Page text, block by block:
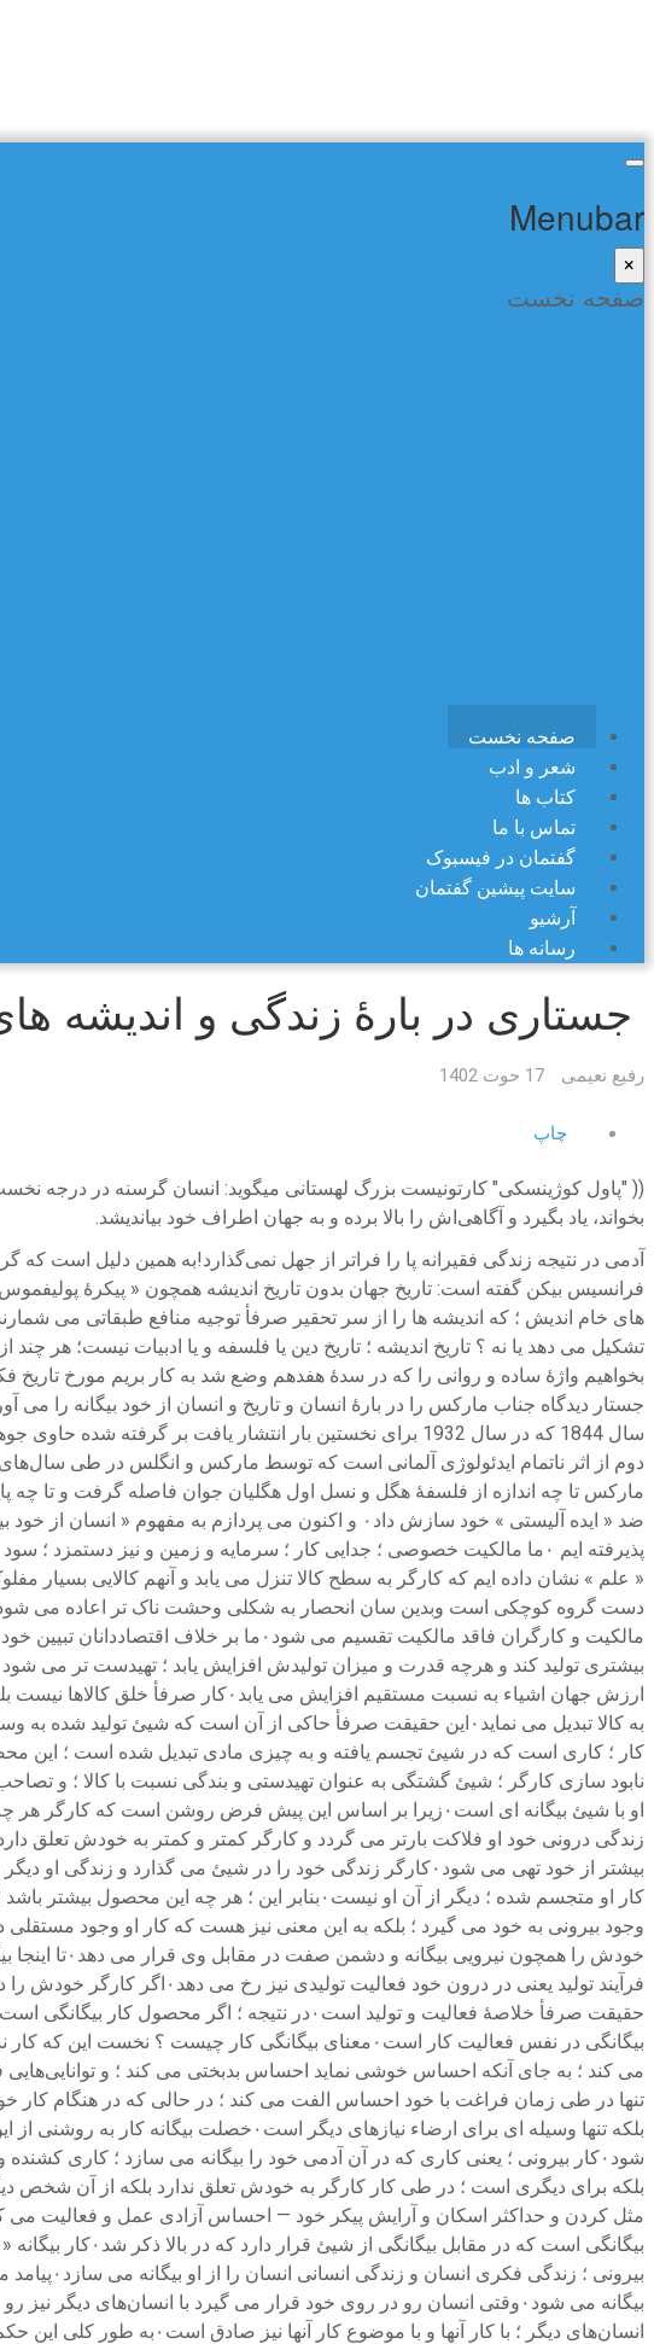
Menubar
×
صفحه نخست
صفحه نخست
شعر و ادب
کتاب ها
تماس با ما
گفتمان در فیسبوک
سایت پیشین گفتمان
آرشیو
رسانه ها
جستاری در بارهٔ زندگی و اندیشه های کارل
رفیع نعیمی 17 حوت 1402
چاپ
(( "پاول کوژینسکی" کارتونیست بزرگ لهستانی میگوید: انسان گرسنه در درجه
بخواند، یاد بگیرد و آگاهی‌اش را بالا برده و به جهان اطراف خود بیاندیشد.
آدمی در نتیجه زندگی فقیرانه پا را فراتر از جهل نمی‌گذارد!به همین دلیل
جستار دیدگاه جناب مارکس را در بارهٔ انسان و تاریخ و انسان از خود بیگانه را
ضد « ایده آلیستی » خود سازش داد۰ و اکنون می
« علم » نشان داده ایم که کارگر به سطح کالا تنزل می یابد و آنهم کالایی بسیار
دست گروه کوچکی است و‌بدین سان انحصار به شکلی وحشت ناک تر اعاده می شود
ارزش جهان اشیاء به نسبت مستقیم
او با شیئ بیگانه ای است۰زیرا بر اساس این پیش فرض روشن
فرآیند تولید یعنی در درون
بیگانگی در نفس فعالیت کار است۰معنای بیگانگی کار
بلکه تنها وسیله ای برای ارضاء
بیرونی ؛
انسان‌های دیگر ؛ با کار